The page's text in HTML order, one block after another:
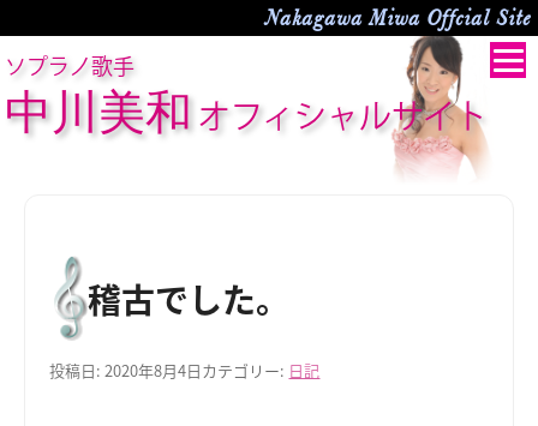
Nakagawa Miwa Offcial Site
ソプラノ歌手
中川美和 オフィシャルサイト
稽古でした。
投稿日:2020年8月4日カテゴリー: 日記